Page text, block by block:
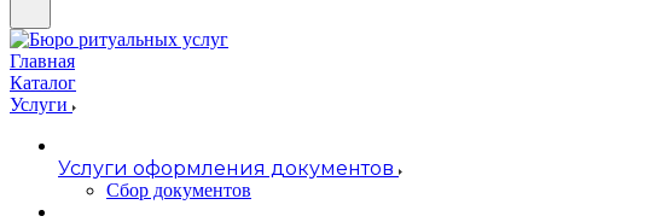
Главная
Каталог
Услуги
Услуги оформления документов
Сбор документов